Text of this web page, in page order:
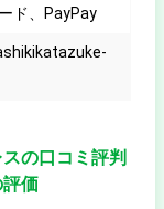
ド、PayPay
の口コミ評判
価